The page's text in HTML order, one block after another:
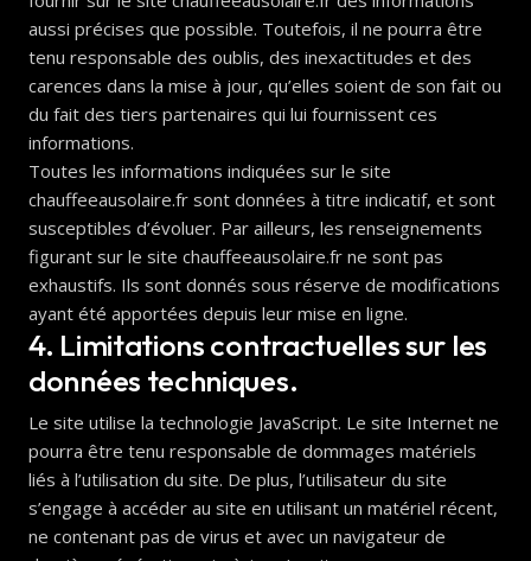
aussi précises que possible. Toutefois, il ne pourra être
tenu responsable des oublis, des inexactitudes et des
carences dans la mise à jour, qu’elles soient de son fait ou
du fait des tiers partenaires qui lui fournissent ces
informations.
Toutes les informations indiquées sur le site
chauffeeausolaire.fr sont données à titre indicatif, et sont
susceptibles d’évoluer. Par ailleurs, les renseignements
figurant sur le site chauffeeausolaire.fr ne sont pas
exhaustifs. Ils sont donnés sous réserve de modifications
ayant été apportées depuis leur mise en ligne.
4. Limitations contractuelles sur les
données techniques.
Le site utilise la technologie JavaScript. Le site Internet ne
pourra être tenu responsable de dommages matériels
liés à l’utilisation du site. De plus, l’utilisateur du site
s’engage à accéder au site en utilisant un matériel récent,
ne contenant pas de virus et avec un navigateur de